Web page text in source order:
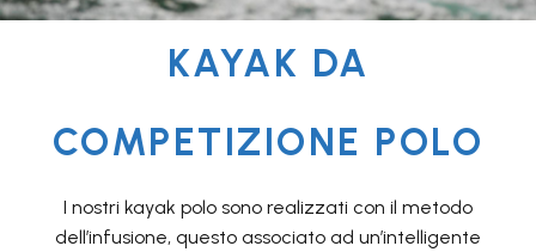
KAYAK DA
COMPETIZIONE POLO
I nostri kayak polo sono realizzati con il metodo
dell’infusione, questo associato ad un’intelligente